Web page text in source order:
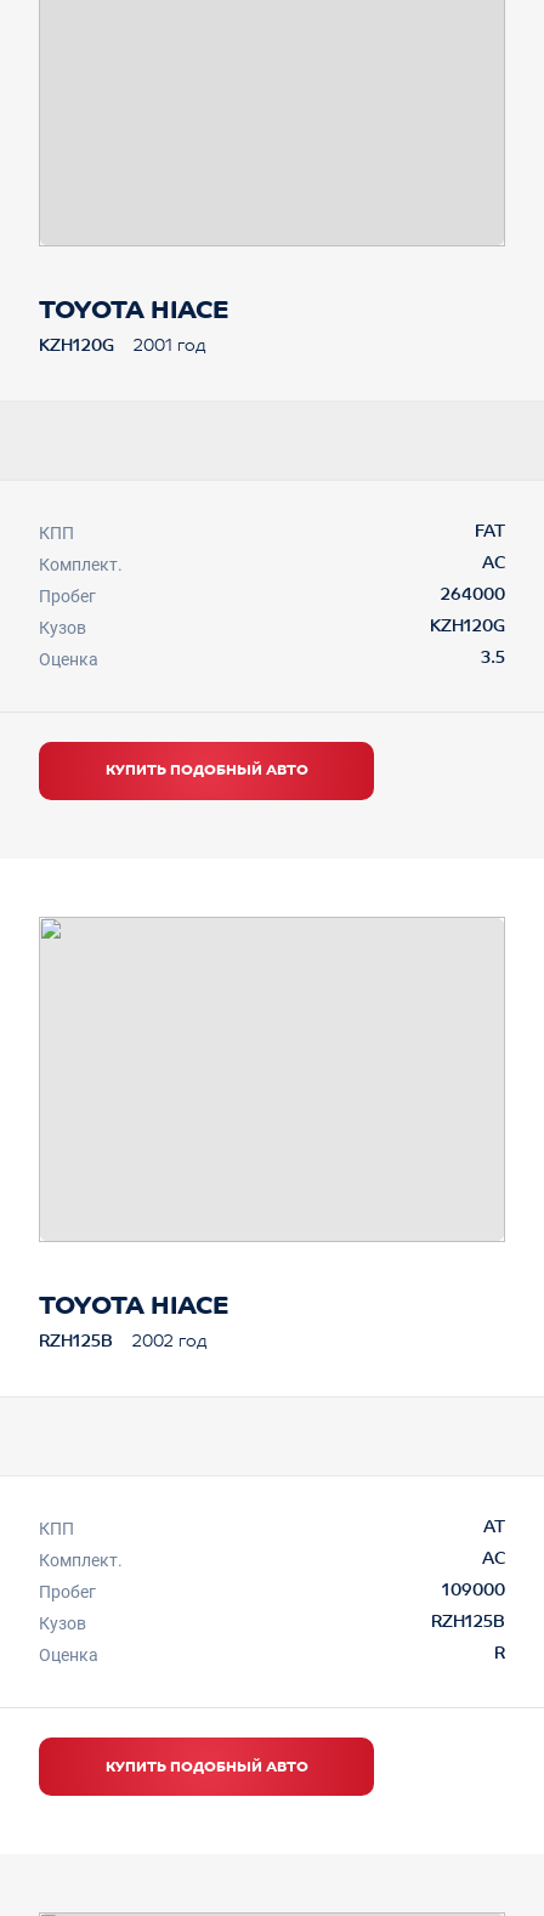
TOYOTA HIACE
KZH120G 2001 год
КПП FAT
Комплект. AC
Пробег 264000
Кузов KZH120G
Оценка 3.5
КУПИТЬ ПОДОБНЫЙ АВТО
TOYOTA HIACE
RZH125B 2002 год
КПП AT
Комплект. AC
Пробег 109000
Кузов RZH125B
Оценка R
КУПИТЬ ПОДОБНЫЙ АВТО